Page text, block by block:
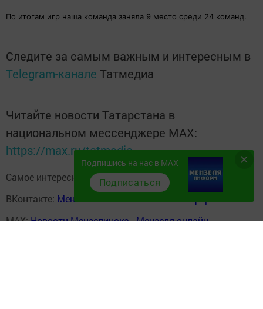
По итогам игр наша команда заняла 9 место среди 24 команд.
Следите за самым важным и интересным в
Telegram-канале Татмедиа
Читайте новости Татарстана в
национальном мессенджере MАХ:
https://max.ru/tatmedia
Самое интересное в наших социальных сетях:
ВКонтакте: Мензелинск news - Мензеля-информ
MAX:Новости Мензелинска - Мензеля онлайн
Подпишись на нас в MAX
Подписаться